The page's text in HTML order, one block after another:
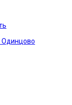
Одинцово